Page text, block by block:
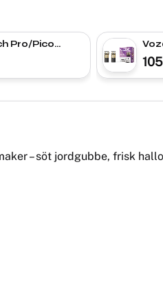
Pro/Pico
| Pod
105
– söt jordgubbe, frisk